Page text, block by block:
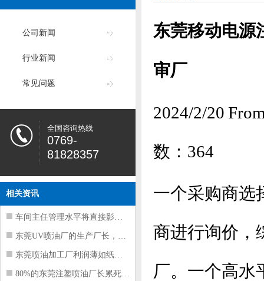
公司新闻
行业新闻
常见问题
全国咨询热线
0769-
81828357
相关资讯
车间主任管理水平将直接影响东莞注塑件
东莞UV喷油厂的生产厂长，到底在给工
东莞喷油加工厂利润薄如纸？这四项基本
80%的东莞注塑喷油厂长累死累活，利
东莞移动电源
审厂
2024/2/20
数： 364
一个采购商选
商进行询价，
厂。一个高水